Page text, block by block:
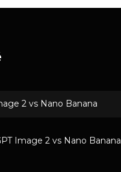
2 vs Nano Banana
Image 2 vs Nano Banana